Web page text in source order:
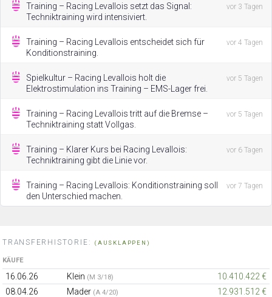
Training – Racing Levallois setzt das Signal:
Techniktraining wird intensiviert.
vor 3 Tagen
Training – Racing Levallois entscheidet sich für
Konditionstraining.
vor 4 Tagen
Spielkultur – Racing Levallois holt die
Elektrostimulation ins Training – EMS-Lager frei.
vor 5 Tagen
Training – Racing Levallois tritt auf die Bremse –
Techniktraining statt Vollgas.
vor 5 Tagen
Training – Klarer Kurs bei Racing Levallois:
Techniktraining gibt die Linie vor.
vor 6 Tagen
Training – Racing Levallois: Konditionstraining soll
den Unterschied machen.
vor 7 Tagen
TRANSFERHISTORIE: (AUSKLAPPEN)
KÄUFE
16.06.26 Klein (M 3/18)
10.410.422 €
08.04.26
Mader (A 4/20)
12.931.512 €